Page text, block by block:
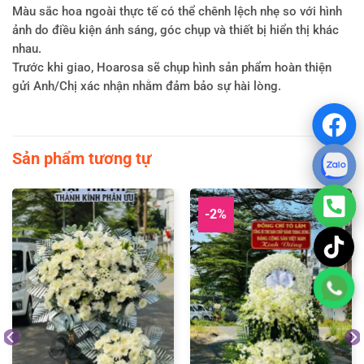
Màu sắc hoa ngoài thực tế có thể chênh lệch nhẹ so với hình
ảnh do điều kiện ánh sáng, góc chụp và thiết bị hiển thị khác
nhau.
Trước khi giao, Hoarosa sẽ chụp hình sản phẩm hoàn thiện
gửi Anh/Chị xác nhận nhằm đảm bảo sự hài lòng.
Chưa có đánh giá nào.
Hãy là người đầu tiên nhận xét “Hoa
chia buồn rosa-1219”
Bạn phảiđăng nhậpđể gửi đánh giá.
Sản phẩm tương tự
-2%